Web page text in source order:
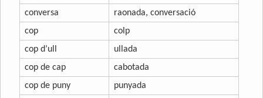
conversa
raonada, conversació
cop
colp
cop d’ull
ullada
cop de cap
cabotada
cop de puny
punyada